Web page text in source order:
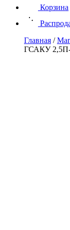
Корзина
Главная /
ГСАКУ